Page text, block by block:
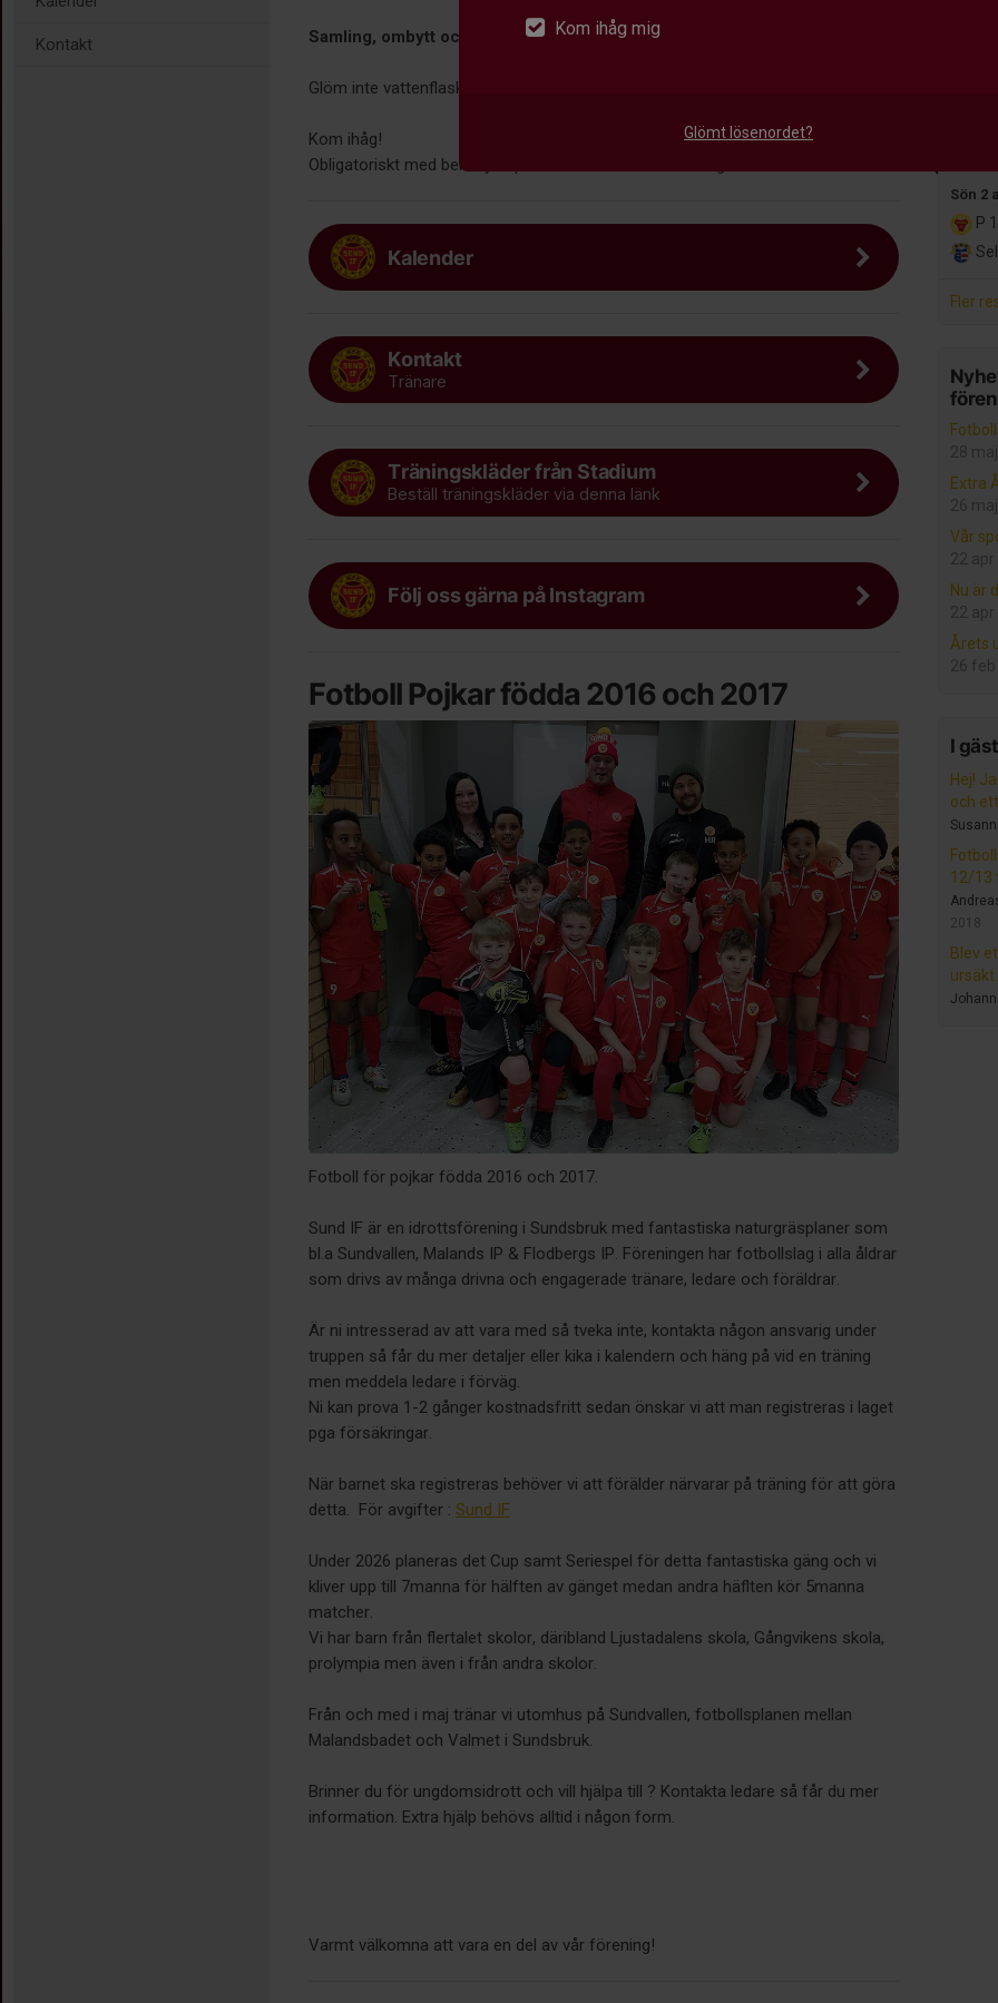
Kom ihåg mig
Glömt lösenordet?
Kontakt
Alla
Sön 2
P
Fler
28 maj
Extra
26 maj
Vår
22 apr
Nu är
22 apr
Årets
26 feb
I
Hej!
och
12/13
2018
Blev
ursäkt.
Samling, ombytt och klar 15 minuter innan.
Glöm inte vattenflaska och kläder efter väder.
Kom ihåg!
Obligatoriskt med benskydd på både matcher och träningar.
Kalender
Kontakt
Tränare
Träningskläder från Stadium
Beställ träningskläder via denna länk
Följ oss gärna på Instagram
Fotboll Pojkar födda 2016 och 2017
Fotboll för pojkar födda 2016 och 2017.
Sund IF är en idrottsförening i Sundsbruk med fantastiska naturgräsplaner som
bl.a Sundvallen, Malands IP & Flodbergs IP. Föreningen har fotbollslag i alla åldrar
som drivs av många drivna och engagerade tränare, ledare och föräldrar.
Är ni intresserad av att vara med så tveka inte, kontakta någon ansvarig under
truppen så får du mer detaljer eller kika i kalendern och häng på vid en träning
men meddela ledare i förväg.
Ni kan prova 1-2 gånger kostnadsfritt sedan önskar vi att man registreras i laget
pga försäkringar.
När barnet ska registreras behöver vi att förälder närvarar på träning för att göra
detta. För avgifter : Sund IF
Under 2026 planeras det Cup samt Seriespel för detta fantastiska gäng och vi
kliver upp till 7manna för hälften av gänget medan andra häflten kör 5manna
matcher.
Vi har barn från flertalet skolor, däribland Ljustadalens skola, Gångvikens skola,
prolympia men även i från andra skolor.
Från och med i maj tränar vi utomhus på Sundvallen, fotbollsplanen mellan
Malandsbadet och Valmet i Sundsbruk.
Brinner du för ungdomsidrott och vill hjälpa till ? Kontakta ledare så får du mer
information. Extra hjälp behövs alltid i någon form.
Varmt välkomna att vara en del av vår förening!